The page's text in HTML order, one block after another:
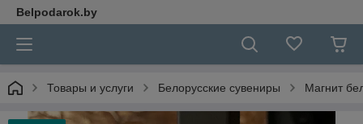
Belpodarok.by
Товары и услуги Белорусские сувениры Магнит